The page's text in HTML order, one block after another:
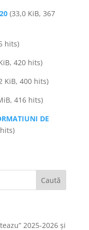
(33,0 KiB, 367
hits)
420 hits)
KiB, 400 hits)
416 hits)
DE
2025-2026 și